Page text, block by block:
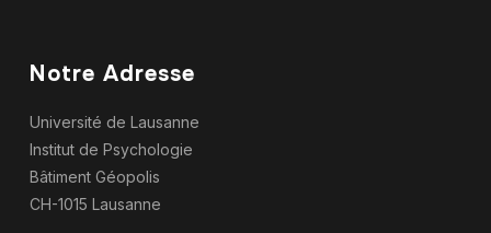
Notre Adresse
Université de Lausanne
Institut de Psychologie
Bâtiment Géopolis
CH-1015 Lausanne